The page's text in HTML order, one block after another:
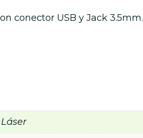
conector USB y Jack 3.5mm.